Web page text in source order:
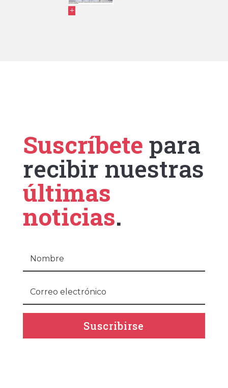
Suscríbete para
recibir nuestras
últimas
noticias.
Suscribirse